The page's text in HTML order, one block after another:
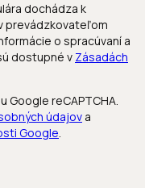
dochádza k
prevádzkovateľom
o spracúvaní a
dostupné v Zásadách
Google reCAPTCHA.
údajov a
Google.